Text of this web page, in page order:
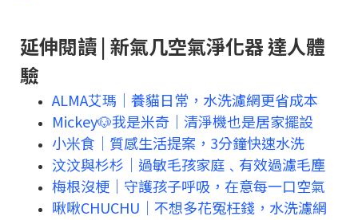
延伸閱讀 | 新氣几空氣淨化器 達人體
驗
ALMA艾瑪｜養貓日常，水洗濾網更省成本
Mickey🐶我是米奇｜清淨機也是居家擺設
小米食｜質感生活提案，3分鐘快速水洗
汶汶與杉杉｜過敏毛孩家庭﹑有效過濾毛塵
梅根沒梗｜守護孩子呼吸，在意每一口空氣
啾啾CHUCHU｜不想多花冤枉錢，水洗濾網